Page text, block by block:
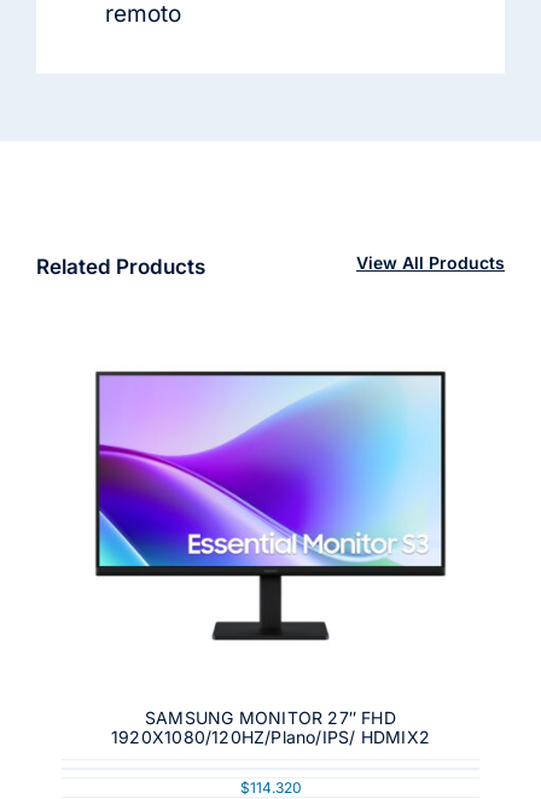
remoto
Related Products View All Products
SAMSUNG MONITOR 27″ FHD
1920X1080/120HZ/Plano/IPS/ HDMIX2
$114.320